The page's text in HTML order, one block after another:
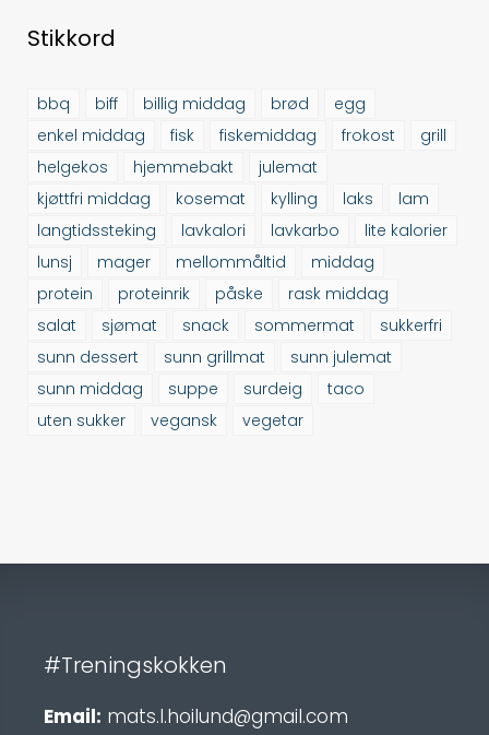
Stikkord
bbq biff billig middag brød
egg
enkel middag
fisk fiskemiddag frokost
grill
helgekos
hjemmebakt
julemat
kjøttfri middag
kosemat kylling laks
lam
langtidssteking
lavkalori lavkarbo
lite kalorier
lunsj
mager mellommåltid
middag
protein
proteinrik påske
rask middag
salat
sjømat snack sommermat
sukkerfri
sunn dessert
sunn grillmat
sunn julemat
sunn middag
suppe surdeig
taco
uten sukker
vegansk vegetar
#Treningskokken
Email: mats.l.hoilund@gmail.com